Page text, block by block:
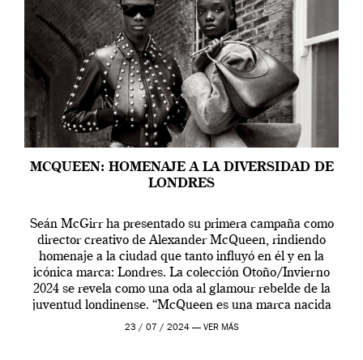
MCQUEEN: HOMENAJE A LA DIVERSIDAD DE
LONDRES
Seán McGirr ha presentado su primera campaña como
director creativo de Alexander McQueen, rindiendo
homenaje a la ciudad que tanto influyó en él y en la
icónica marca: Londres. La colección Otoño/Invierno
2024 se revela como una oda al glamour rebelde de la
juventud londinense. “McQueen es una marca nacida
en Londres y siempre ha […]
23 / 07 / 2024 — VER MÁS